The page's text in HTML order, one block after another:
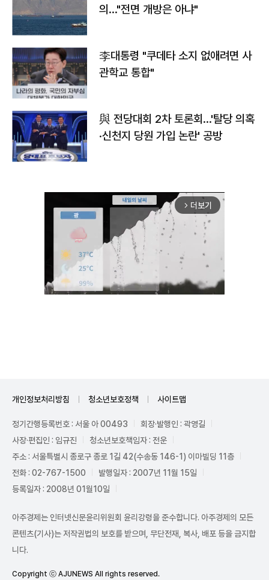
의…"전면 개방은 아냐"
李대통령 "쿠데타 소지 없애려면 사
관학교 통합"
與 전당대회 2차 토론회…'탈당 의혹
·신천지 당원 가입 논란' 공방
arrow_forward_ios 더보기
개인정보처리방침 청소년보호정책 사이트맵
정기간행등록번호 : 서울 아 00493
회장·발행인 : 곽영길
사장·편집인 : 임규진
청소년보호책임자 : 전운
주소 : 서울특별시 종로구 종로 1길 42(수송동 146-1) 이마빌딩 11층
전화 : 02-767-1500
발행일자 : 2007년 11월 15일
등록일자 : 2008년 01월10일
아주경제는 인터넷신문윤리위원회 윤리강령을 준수합니다. 아주경제의 모든
콘텐츠(기사)는 저작권법의 보호를 받으며, 무단전재, 복사, 배포 등을 금지합
니다.
Copyright ⓒ AJUNEWS All rights reserved.